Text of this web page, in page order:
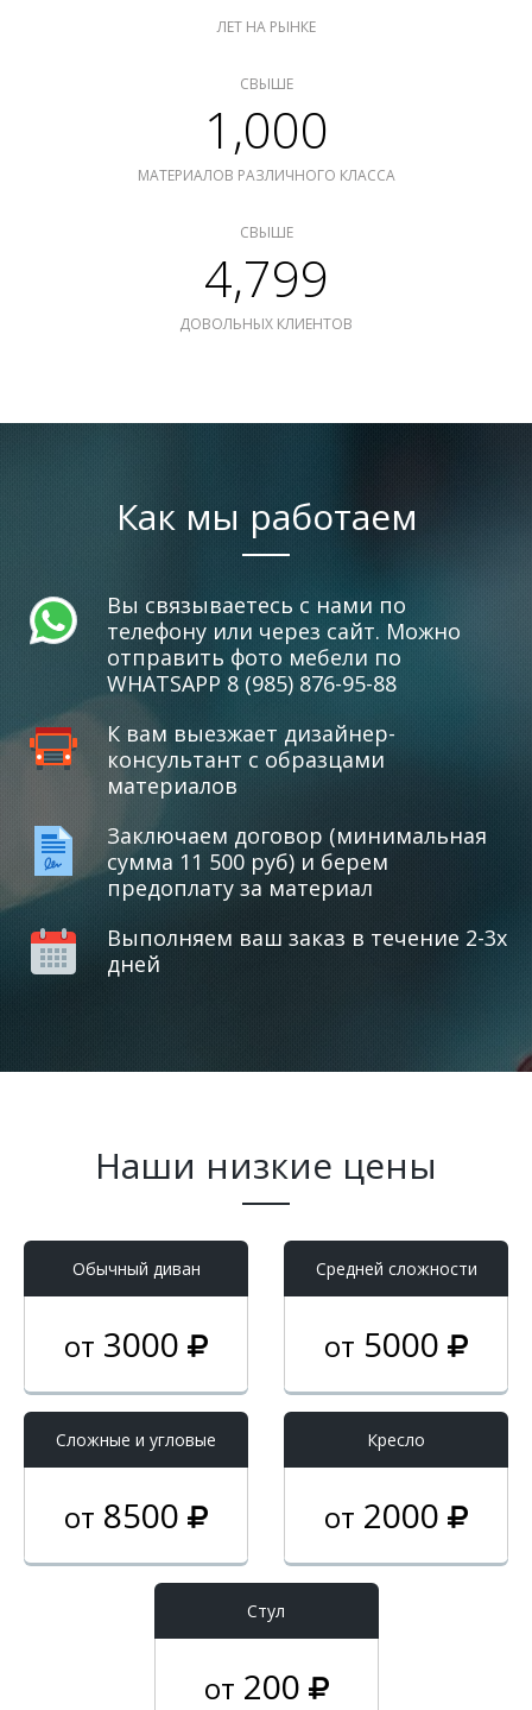
ЛЕТ НА РЫНКЕ
СВЫШЕ
1,000
МАТЕРИАЛОВ РАЗЛИЧНОГО КЛАССА
СВЫШЕ
4,799
ДОВОЛЬНЫХ КЛИЕНТОВ
Как мы работаем
Вы связываетесь с нами по
телефону или через сайт. Можно
отправить фото мебели по
WHATSAPP 8 (985) 876-95-88
К вам выезжает дизайнер-
консультант с образцами
материалов
Заключаем договор (минимальная
сумма 11 500 руб) и берем
предоплату за материал
Выполняем ваш заказ в течение 2-3х
дней
Наши низкие цены
Обычный диван
от 3000
Средней сложности
от 5000
Cложные и угловые
от 8500
Кресло
от 2000
Стул
от 200